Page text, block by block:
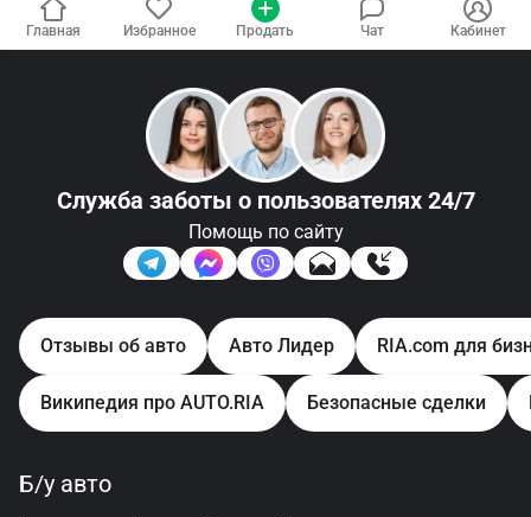
Главная Избранное Продать Чат Кабинет
Служба заботы о пользователях 24/7
Помощь по сайту
Отзывы об авто Авто Лидер RIA.com для
Википедия про AUTO.RIA Безопасные сделки
Б/у авто